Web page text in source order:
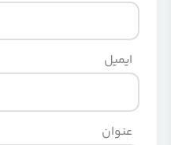
ایمیل
عنوان